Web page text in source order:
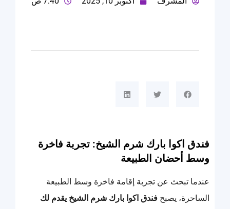
فندق اكوا بارك شرم الشيخ: تجربة فاخرة
وسط أحضان الطبيعة
عندما تبحث عن تجربة إقامة فاخرة وسط الطبيعة
الساحرة، يصبح فندق اكوا بارك شرم الشيخ يقدم لك